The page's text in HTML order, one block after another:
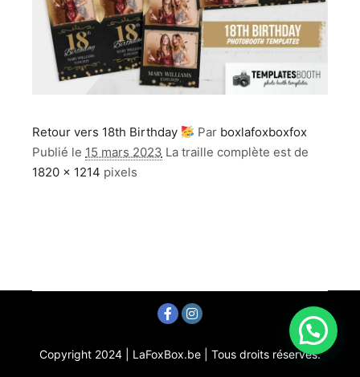
Retour vers 18th Birthday Par boxlafoxboxfox
Publié le 15 mars 2023 La traille complète est de
1820 × 1214 pixels
Copyright 2024 | LaFoxBox.be | Tous droits réservés.